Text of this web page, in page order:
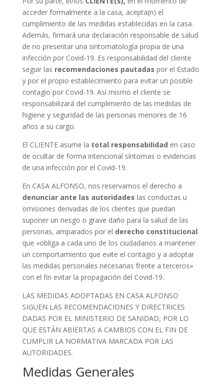
acceder formalmente a la casa, acepta(n) el
cumplimiento de las medidas establecidas en la casa.
Además, firmará una declaración responsable de salud
de no presentar una sintomatología propia de una
infección por Covid-19. Es responsabilidad del cliente
seguir las recomendaciones pautadas por el Estado
y por el propio establecimiento para evitar un posible
contagio por Covid-19. Así mismo el cliente se
responsabilizará del cumplimiento de las medidas de
higiene y seguridad de las personas menores de 16
años a su cargo.
El CLIENTE asume la total responsabilidad en caso
de ocultar de forma intencional síntomas o evidencias
de una infección por el Covid-19.
En CASA ALFONSO, nos reservamos el derecho a
denunciar ante las autoridades las conductas u
omisiones derivadas de los clientes que puedan
suponer un riesgo o grave daño para la salud de las
personas, amparados por el derecho constitucional
que «obliga a cada uno de los ciudadanos a mantener
un comportamiento que evite el contagio y a adoptar
las medidas personales necesarias frente a terceros»
con el fin evitar la propagación del Covid-19.
LAS MEDIDAS ADOPTADAS EN CASA ALFONSO
SIGUEN LAS RECOMENDACIONES Y DIRECTRICES
DADAS POR EL MINISTERIO DE SANIDAD, POR LO
QUE ESTÁN ABIERTAS A CAMBIOS CON EL FIN DE
CUMPLIR LA NORMATIVA MARCADA POR LAS
AUTORIDADES.
Medidas Generales